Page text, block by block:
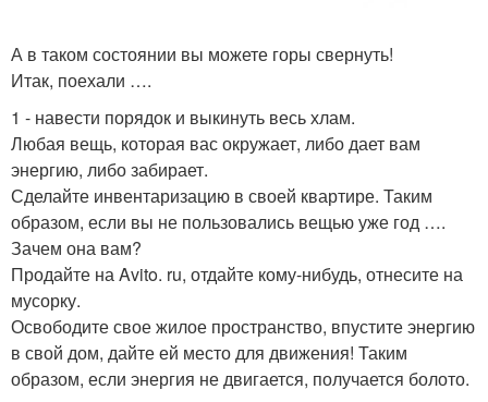
А в таком состоянии вы можете горы свернуть!
Итак, поехали ….
1 - навести порядок и выкинуть весь хлам.
Любая вещь, которая вас окружает, либо дает вам
энергию, либо забирает.
Сделайте инвентаризацию в своей квартире. Таким
образом, если вы не пользовались вещью уже год ….
Зачем она вам?
Продайте на Avito. ru, отдайте кому-нибудь, отнесите на
мусорку.
Освободите свое жилое пространство, впустите энергию
в свой дом, дайте ей место для движения! Таким
образом, если энергия не двигается, получается болото.